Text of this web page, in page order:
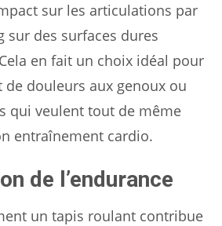
sur les articulations par
sur des surfaces dures
en fait un choix idéal pour
douleurs aux genoux ou
qui veulent tout de même
entraînement cardio.
de l’endurance
un tapis roulant contribue